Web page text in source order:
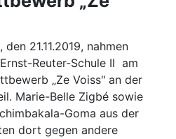
21.11.2019, nahmen
Reuter-Schule II am
„Ze Voiss" an der
Marie-Belle Zigbé sowie
Goma aus der
dort gegen andere